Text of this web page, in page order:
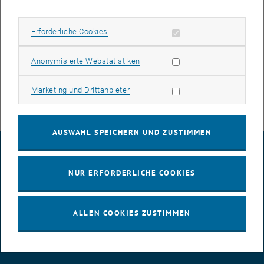
ÖAWI „Train-the-Trainer“-Programm abgeschlossen
IMPRESSUM
BARRIEREFREIHEITSERKLÄRUNG
DATENSCHUTZERKLÄRUNG (PDF)
Erforderliche Cookies Erforderliche Cookies zulassen
Anonymisierte WebstatistikenStatistik Cookies zulassen
Marketing und DrittanbieterMarketing Cookies zulassen
AUSWAHL SPEICHERN UND ZUSTIMMEN
NUR ERFORDERLICHE COOKIES
ALLEN COOKIES ZUSTIMMEN